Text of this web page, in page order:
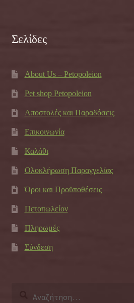
Σελίδες
About Us – Petopoleion
Pet shop Petopoleion
Αποστολές και Παραδόσεις
Επικοινωνία
Καλάθι
Ολοκλήρωση Παραγγελίας
Όροι και Προϋποθέσεις
Πετοπωλείον
Πληρωμές
Σύνδεση